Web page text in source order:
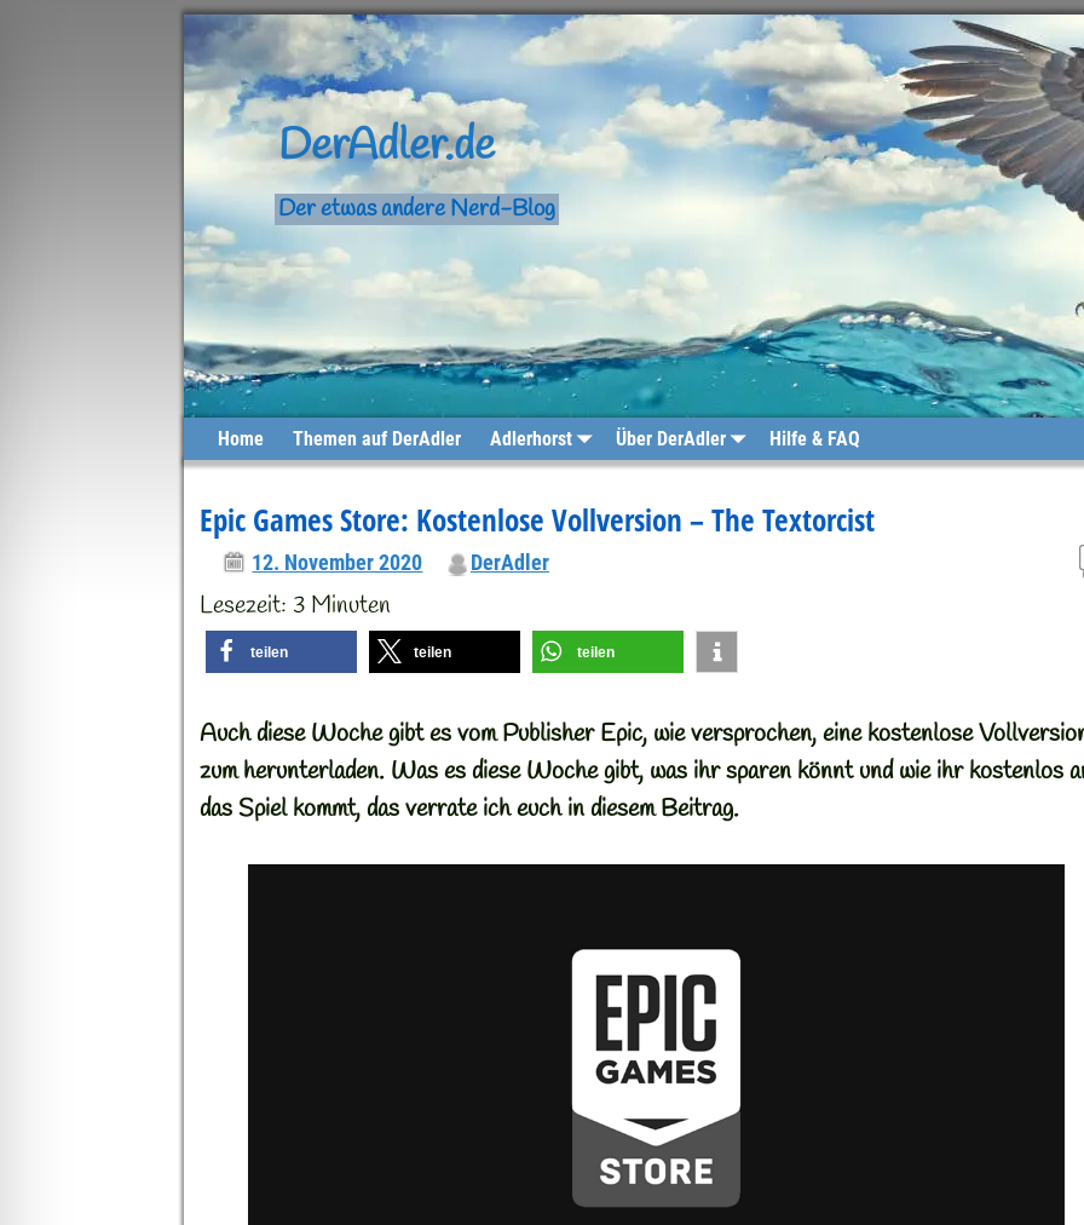
DerAdler.de
Der etwas andere Nerd-Blog
Home Themen auf DerAdler Adlerhorst Über DerAdler Hilfe & FAQ
Epic Games Store: Kostenlose Vollversion – The Textorcist
12. November 2020 DerAdler
Lesezeit: 3 Minuten
teilen teilen teilen
Auch diese Woche gibt es vom Publisher Epic, wie versprochen, eine kostenlose
zum herunterladen. Was es diese Woche gibt, was ihr sparen könnt und wie ihr kostenlos
das Spiel kommt, das verrate ich euch in diesem Beitrag.